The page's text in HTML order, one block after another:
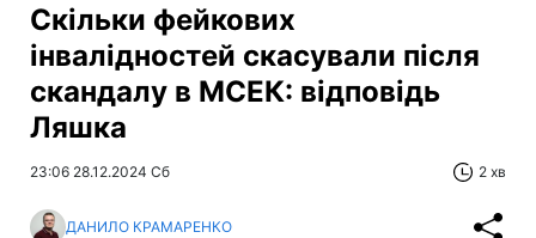
Скільки фейкових
інвалідностей скасували після
скандалу в МСЕК: відповідь
Ляшка
23:06 28.12.2024 Сб 2 хв
ДАНИЛО КРАМАРЕНКО